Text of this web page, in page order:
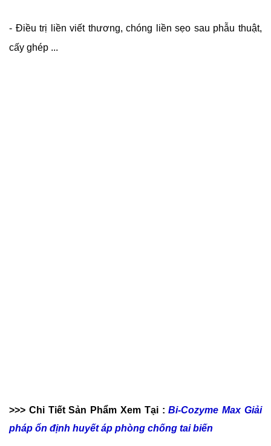
- Điều trị liền viết thương, chóng liền sẹo sau phẫu thuật,
cấy ghép ...
>>> Chi Tiết Sản Phẩm Xem Tại :Bi-Cozyme Max Giải
pháp ổn định huyết áp phòng chống tai biến